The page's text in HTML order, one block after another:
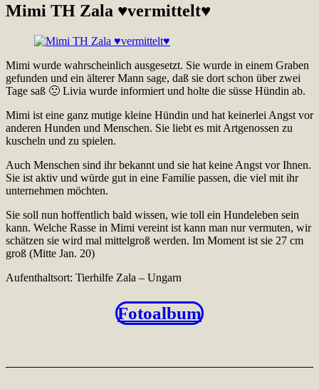
Mimi TH Zala ♥vermittelt♥
Mimi wurde wahrscheinlich ausgesetzt. Sie wurde in einem Graben
gefunden und ein älterer Mann sage, daß sie dort schon über zwei
Tage saß 🙁 Livia wurde informiert und holte die süsse Hündin ab.
Mimi ist eine ganz mutige kleine Hündin und hat keinerlei Angst vor
anderen Hunden und Menschen. Sie liebt es mit Artgenossen zu
kuscheln und zu spielen.
Auch Menschen sind ihr bekannt und sie hat keine Angst vor Ihnen.
Sie ist aktiv und würde gut in eine Familie passen, die viel mit ihr
unternehmen möchten.
Sie soll nun hoffentlich bald wissen, wie toll ein Hundeleben sein
kann. Welche Rasse in Mimi vereint ist kann man nur vermuten, wir
schätzen sie wird mal mittelgroß werden. Im Moment ist sie 27 cm
groß (Mitte Jan. 20)
Aufenthaltsort: Tierhilfe Zala – Ungarn
Fotoalbum